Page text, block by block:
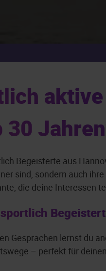
30
Begeisterte aus
sind, sondern auch
die deine Interessen
Gesprächen lernst du
– perfekt für